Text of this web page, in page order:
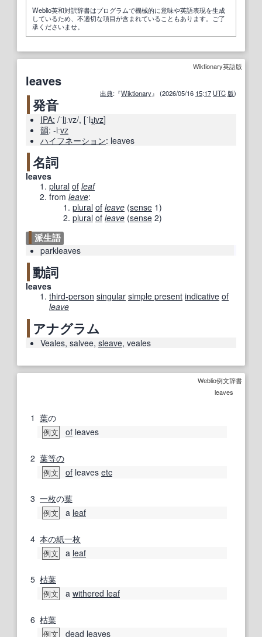
Weblio英和対訳辞書はプログラムで機械的に意味や英語表現を生成
しているため、不適切な項目が含まれていることもあります。ご了
承くださいませ。
Wiktionary英語版
leaves
出典:『Wiktionary』 (2026/05/16 15:17 UTC 版)
発音
IPA: /ˈliːvz/, [ˈlɪi̯vz]
韻: -iːvz
ハイフネーション: leaves
名詞
leaves
plural of leaf
from leave:
plural of leave (sense 1)
plural of leave (sense 2)
派生語
parkleaves
動詞
leaves
third-person singular simple present indicative of
leave
アナグラム
Veales, salvee, sleave, veales
Weblio例文辞書
leaves
1 葉の
例文 of leaves
2 葉等の
例文 of leaves etc
3 一枚の葉
例文 a leaf
4 本の紙一枚
例文 a leaf
5 枯葉
例文 a withered leaf
6 枯葉
例文 dead leaves